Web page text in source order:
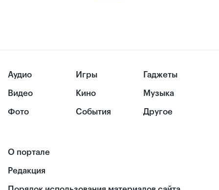
Аудио
Видео
Фото
Игры
Кино
События
Гаджеты
Музыка
Другое
О портале
Редакция